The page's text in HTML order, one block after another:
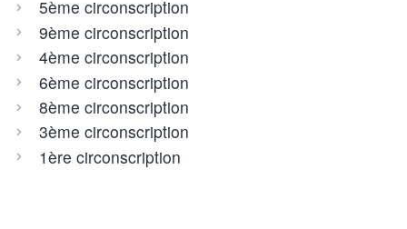
5ème circonscription
9ème circonscription
4ème circonscription
6ème circonscription
8ème circonscription
3ème circonscription
1ère circonscription